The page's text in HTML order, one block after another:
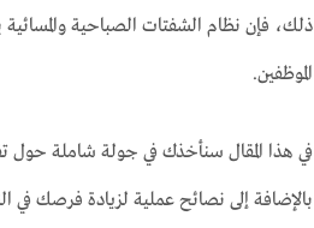
ذلك، فإن نظام الشفتات الصباحية
الموظفين.
في هذا المقال سنأخذك في جولة شاملة حول
بالإضافة إلى نصائح عملية لزيادة فرصك في